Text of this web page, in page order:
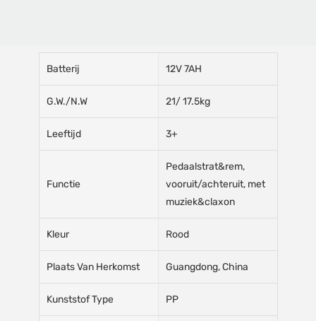
Batterij 12V 7AH
G.W./N.W 21/ 17.5kg
Leeftijd 3+
Functie
Pedaalstrat&rem,
vooruit/achteruit, met
muziek&claxon
Kleur Rood
Plaats Van Herkomst Guangdong, China
Kunststof Type PP